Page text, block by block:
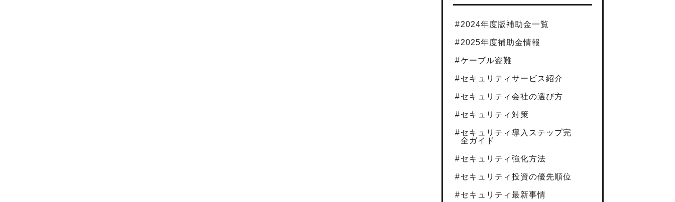
2024年度版補助金一覧
2025年度補助金情報
ケーブル盗難
セキュリティサービス紹介
セキュリティ会社の選び方
セキュリティ対策
セキュリティ導入ステップ完
全ガイド
セキュリティ強化方法
セキュリティ投資の優先順位
セキュリティ最新事情